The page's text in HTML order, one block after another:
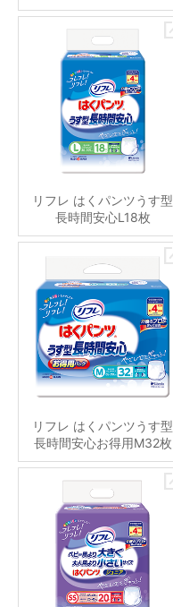
リフレ はくパンツうす型
長時間安心L18枚
リフレ はくパンツうす型
長時間安心お得用M32枚